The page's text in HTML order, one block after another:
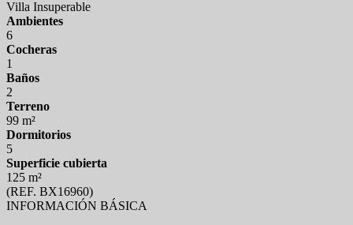
Villa Insuperable
Ambientes
6
Cocheras
1
Baños
2
Terreno
99 m²
Dormitorios
5
Superficie cubierta
125 m²
(REF. BX16960)
INFORMACIÓN BÁSICA